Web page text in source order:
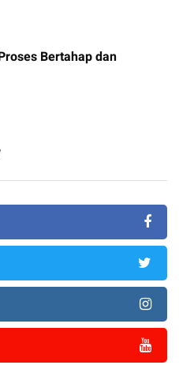
Bertahap dan